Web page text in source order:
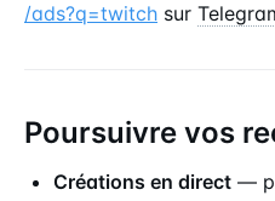
/ads?q=twitch sur
Poursuivre vos
Créations en direct —